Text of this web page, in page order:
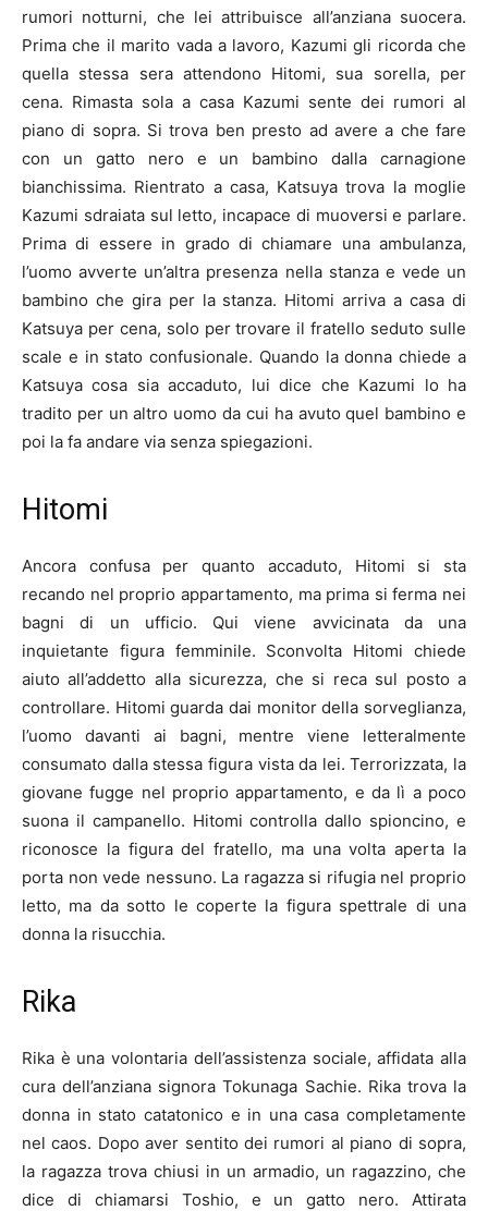
rumori notturni, che lei attribuisce all’anziana suocera.
Prima che il marito vada a lavoro, Kazumi gli ricorda che
quella stessa sera attendono Hitomi, sua sorella, per
cena. Rimasta sola a casa Kazumi sente dei rumori al
piano di sopra. Si trova ben presto ad avere a che fare
con un gatto nero e un bambino dalla carnagione
bianchissima. Rientrato a casa, Katsuya trova la moglie
Kazumi sdraiata sul letto, incapace di muoversi e parlare.
Prima di essere in grado di chiamare una ambulanza,
l’uomo avverte un’altra presenza nella stanza e vede un
bambino che gira per la stanza. Hitomi arriva a casa di
Katsuya per cena, solo per trovare il fratello seduto sulle
scale e in stato confusionale. Quando la donna chiede a
Katsuya cosa sia accaduto, lui dice che Kazumi lo ha
tradito per un altro uomo da cui ha avuto quel bambino e
poi la fa andare via senza spiegazioni.
Hitomi
Ancora confusa per quanto accaduto, Hitomi si sta
recando nel proprio appartamento, ma prima si ferma nei
bagni di un ufficio. Qui viene avvicinata da una
inquietante figura femminile. Sconvolta Hitomi chiede
aiuto all’addetto alla sicurezza, che si reca sul posto a
controllare. Hitomi guarda dai monitor della sorveglianza,
l’uomo davanti ai bagni, mentre viene letteralmente
consumato dalla stessa figura vista da lei. Terrorizzata, la
giovane fugge nel proprio appartamento, e da lì a poco
suona il campanello. Hitomi controlla dallo spioncino, e
riconosce la figura del fratello, ma una volta aperta la
porta non vede nessuno. La ragazza si rifugia nel proprio
letto, ma da sotto le coperte la figura spettrale di una
donna la risucchia.
Rika
Rika è una volontaria dell’assistenza sociale, affidata alla
cura dell’anziana signora Tokunaga Sachie. Rika trova la
donna in stato catatonico e in una casa completamente
nel caos. Dopo aver sentito dei rumori al piano di sopra,
la ragazza trova chiusi in un armadio, un ragazzino, che
dice di chiamarsi Toshio, e un gatto nero. Attirata